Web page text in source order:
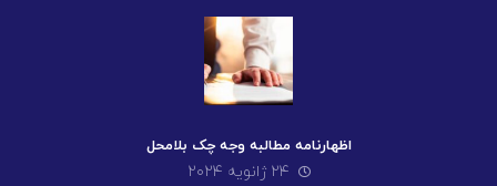
اظهارنامه مطالبه وجه چک بلامحل
۲۴ ژانویه ۲۰۲۴